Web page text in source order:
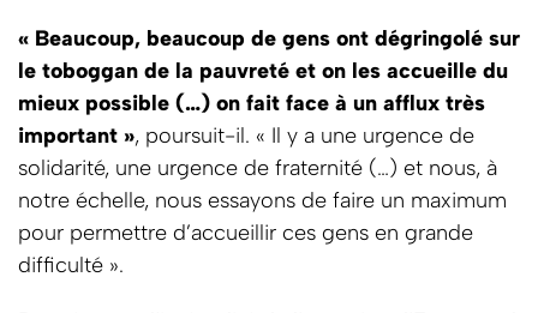
« Beaucoup, beaucoup de gens ont dégringolé sur
le toboggan de la pauvreté et on les accueille du
mieux possible (…) on fait face à un afflux très
important », poursuit-il. « Il y a une urgence de
solidarité, une urgence de fraternité (…) et nous, à
notre échelle, nous essayons de faire un maximum
pour permettre d’accueillir ces gens en grande
difficulté ».